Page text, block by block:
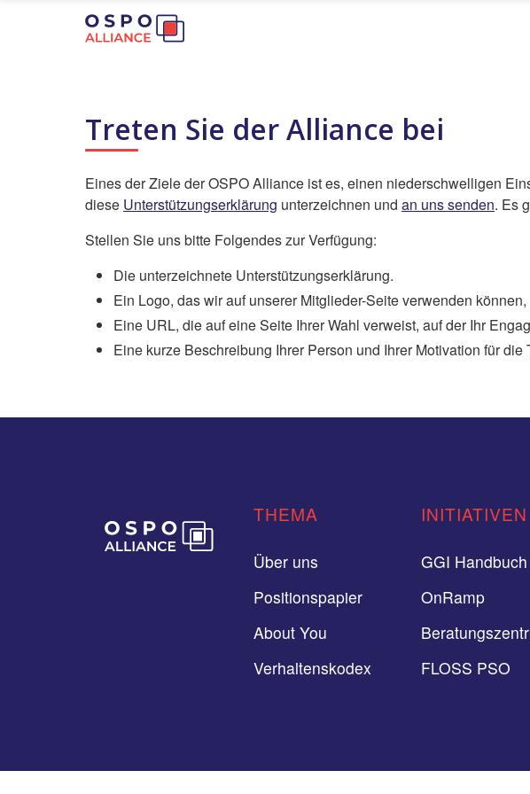
Treten Sie der Alliance bei
Eines der Ziele der OSPO Alliance ist es, einen niederschwelligen
diese Unterstützungserklärung unterzeichnen und an uns senden. Es
Stellen Sie uns bitte Folgendes zur Verfügung:
Die unterzeichnete Unterstützungserklärung.
Ein Logo, das wir auf unserer Mitglieder-Seite verwenden
Eine URL, die auf eine Seite Ihrer Wahl verweist, auf der Ihr
Eine kurze Beschreibung Ihrer Person und Ihrer Motivation für
THEMA
Über uns
Positionspapier
About You
Verhaltenskodex
INITIATIVEN
GGI Handbuch
OnRamp
FLOSS PSO